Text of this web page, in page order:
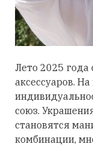
Лето 2025
аксессуаров.
союз.
становятся
комбинации,